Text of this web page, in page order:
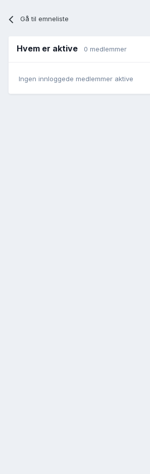
Gå til emneliste
Hvem er aktive 0 medlemmer
Ingen innloggede medlemmer aktive